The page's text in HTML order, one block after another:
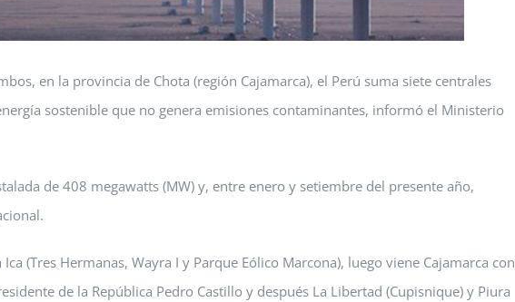
en la provincia de Chota (región Cajamarca), el Perú suma siete centrales
sostenible que no genera emisiones contaminantes, informó el Ministerio
de 408 megawatts (MW) y, entre enero y setiembre del presente año,
(Tres Hermanas, Wayra I y Parque Eólico Marcona), luego viene Cajamarca con
de la República Pedro Castillo y después La Libertad (Cupisnique) y Piura